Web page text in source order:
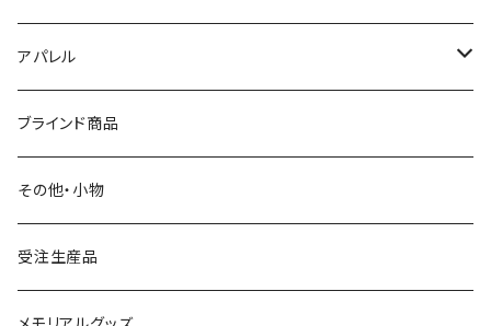
フラッグ
その他
ガミぐるみ
タオル
Tシャツ
ガミティ勤続10周年グッズ
その他
アパレル
クラブオフィシャルウェア
S.（エスドット）
Tシャツ
アウター
UMBRO
ブラインド商品
その他・小物
受注生産品